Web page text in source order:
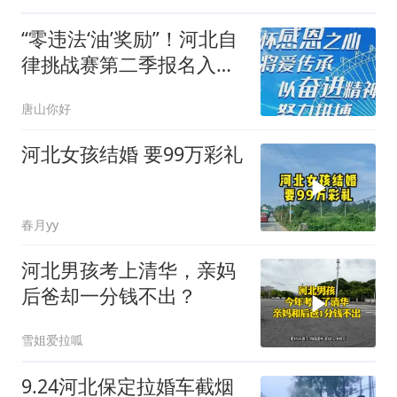
“零违法‘油’奖励”！河北自
律挑战赛第二季报名入口
唐山你好
河北女孩结婚 要99万彩礼
春月yy
河北男孩考上清华，亲妈
后爸却一分钱不出？
雪姐爱拉呱
9.24河北保定拉婚车截烟